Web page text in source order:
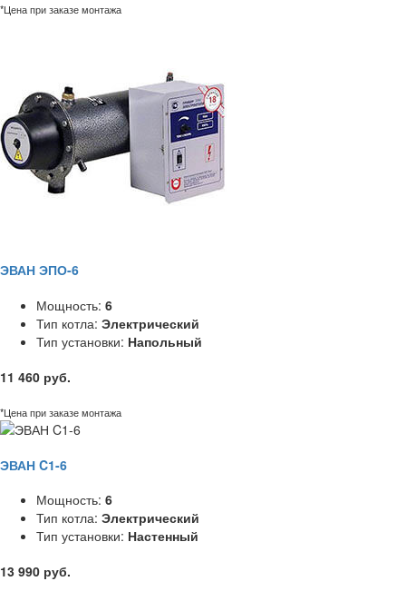
*Цена при заказе монтажа
ЭВАН ЭПО-6
Мощность: 6
Тип котла: Электрический
Тип установки: Напольный
11 460 руб.
*Цена при заказе монтажа
ЭВАН C1-6
Мощность: 6
Тип котла: Электрический
Тип установки: Настенный
13 990 руб.